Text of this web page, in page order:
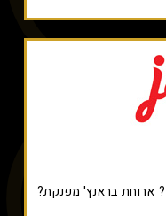
ארוחת בראנץ' מפנקת?